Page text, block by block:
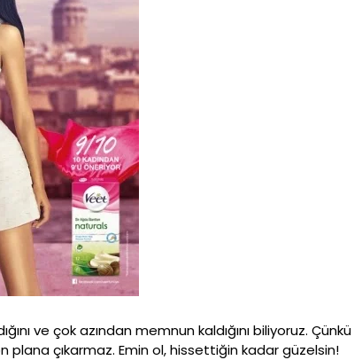
ve çok azından memnun kaldığını biliyoruz. Çünkü
çıkarmaz. Emin ol, hissettiğin kadar güzelsin!